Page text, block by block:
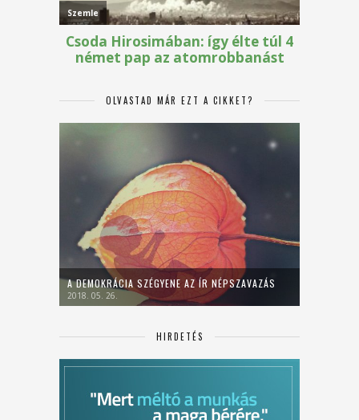
OLVASTAD MÁR EZT A CIKKET?
A DEMOKRÁCIA SZÉGYENE AZ ÍR NÉPSZAVAZÁS
2018. 05. 26.
HIRDETÉS